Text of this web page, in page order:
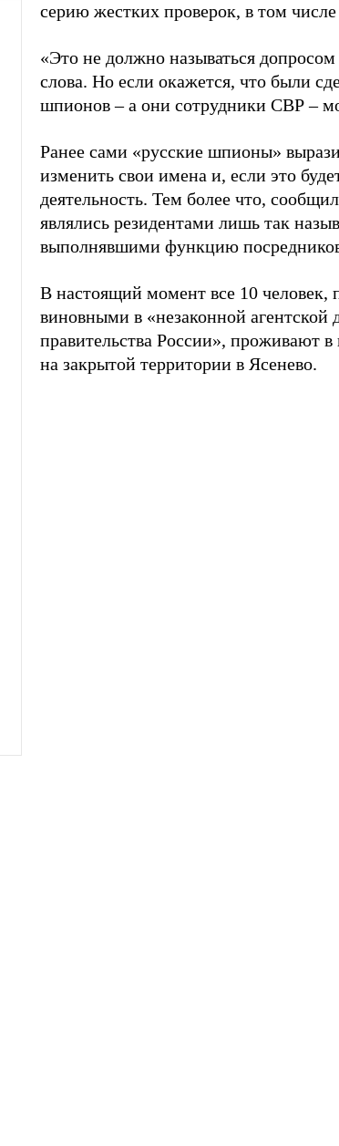
серию жестких проверок, в том
«Это не должно называться
слова. Но если окажется, что были
шпионов–а они сотрудники СВР–
Ранее сами «русские шпионы»
изменить свои имена и, если это
деятельность. Тем более что,
являлись резидентами лишь так
выполнявшими функцию
В настоящий момент все 10
виновными в «незаконной агентской
правительства России», проживают
на закрытой территории в Ясенево.